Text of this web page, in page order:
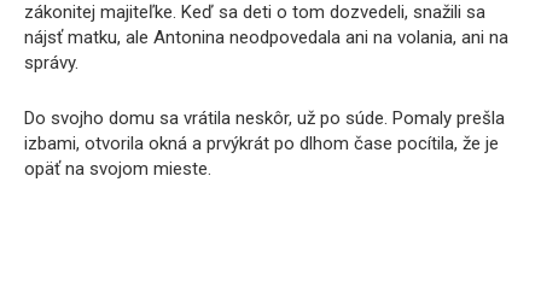
zákonitej majiteľke. Keď sa deti o tom dozvedeli, snažili sa
nájsť matku, ale Antonina neodpovedala ani na volania, ani na
správy.
Do svojho domu sa vrátila neskôr, už po súde. Pomaly prešla
izbami, otvorila okná a prvýkrát po dlhom čase pocítila, že je
opäť na svojom mieste.